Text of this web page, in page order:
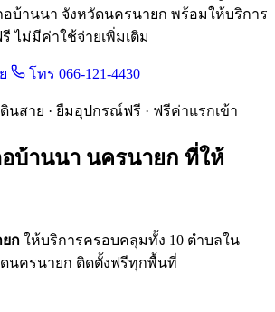
บ้านนา จังหวัดนครนายก พร้อมให้บริการ
ไม่มีค่าใช้จ่ายเพิ่มเติม
โทร 066-121-4430
นสาย · ยืมอุปกรณ์ฟรี · ฟรีค่าแรกเข้า
บ้านนา นครนายก ที่ให้
ก ให้บริการครอบคลุมทั้ง 10 ตำบลใน
นครนายก ติดตั้งฟรีทุกพื้นที่